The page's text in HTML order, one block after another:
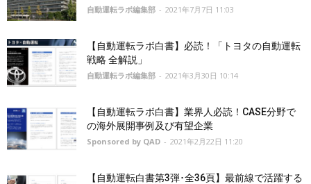
自動運転ラボ編集部 - 2021年7月7日 11:03
【自動運転ラボ白書】必読！「トヨタの自動運転
戦略 全解説」
自動運転ラボ編集部 - 2021年3月30日 10:14
【自動運転ラボ白書】業界人必読！CASE分野で
の海外展開事例及び有望企業
Sponsored by QAD - 2021年2月22日 11:20
【自動運転白書第3弾･全36頁】最前線で活躍する